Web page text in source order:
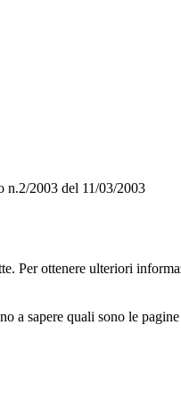
2003 del 11/03/2003
Per ottenere ulteriori
a sapere quali sono le